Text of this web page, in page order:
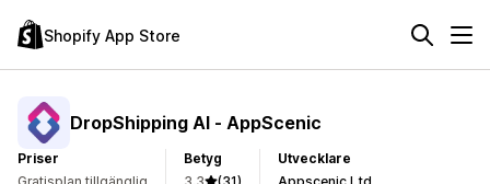
Shopify App Store
DropShipping AI ‑ AppScenic
Priser
Betyg
Utvecklare